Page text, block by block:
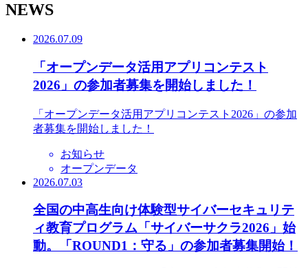
NEWS
2026.07.09
「オープンデータ活用アプリコンテスト
2026」の参加者募集を開始しました！
「オープンデータ活用アプリコンテスト2026」の参加
者募集を開始しました！
お知らせ
オープンデータ
2026.07.03
全国の中高生向け体験型サイバーセキュリテ
ィ教育プログラム「サイバーサクラ2026」始
動。「ROUND1：守る」の参加者募集開始！